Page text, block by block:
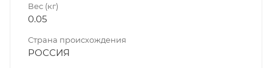
Вес (кг)
0.05
Страна происхождения
РОССИЯ